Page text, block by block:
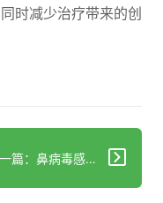
时减少治疗带来的创
下一篇：鼻病毒感冒≠流感：擤鼻错了会致中耳炎？